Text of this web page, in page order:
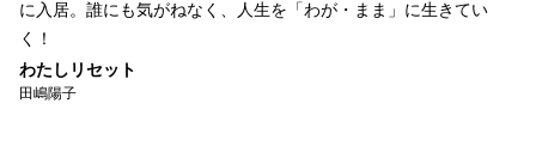
に入居。誰にも気がねなく、人生を「わが・まま」に生きてい
く！
わたしリセット
田嶋陽子